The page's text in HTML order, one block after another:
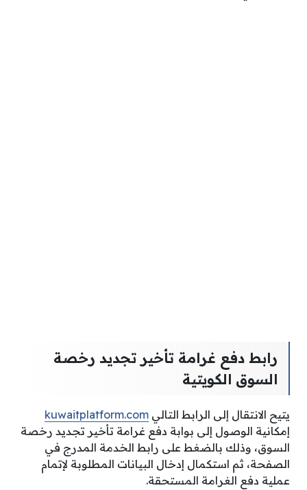
رابط دفع غرامة تأخير تجديد رخصة
السوق الكويتية
يتيح الانتقال إلى الرابط التالي kuwaitplatform.com
إمكانية الوصول إلى بوابة دفع غرامة تأخير تجديد رخصة
السوق، وذلك بالضغط على رابط الخدمة المدرج في
الصفحة، ثم استكمال إدخال البيانات المطلوبة لإتمام
عملية دفع الغرامة المستحقة.